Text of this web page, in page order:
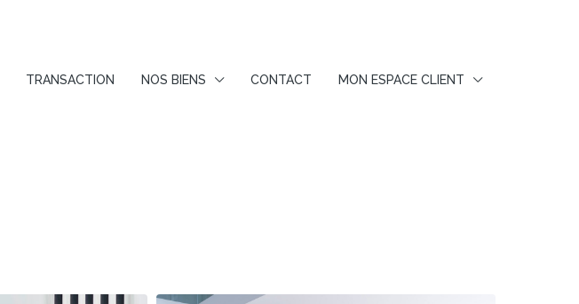
TRANSACTION NOS BIENS CONTACT MON ESPACE CLIENT